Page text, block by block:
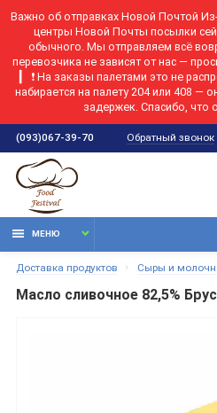
Важно об отправках Новой Почтой
центры Новой Почты посылки
обычного. Мы отправляем всё
перевозчика не зависят от нас —
▎ ❗ На заказы палетами это не
набирается на палету 204 или 408 —
задержек. Спасибо, что
(093)067-39-70 Обратный звонок
МЕНЮ
Доставка продуктов Сыры и
Масло сливочное 82,5%